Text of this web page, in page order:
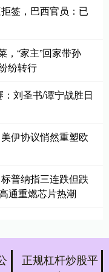
签，巴西官员：已
，“家主”回家带孙
纷转行
刘圣书/谭宁战胜日
伊协议悄然重塑欧
普纳指三连跌但跌
通重燃芯片热潮
正规杠杆炒股平